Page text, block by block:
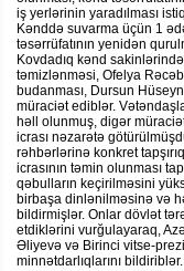
iş yerlərinin yaradılması
Kənddə suvarma üçün 1
təsərrüfatının yenidən
Kovdadıq kənd
təmizlənməsi, Ofelya
budanması, Dursun
müraciət ediblər.
həll olunmuş, digər
icrası nəzarətə
rəhbərlərinə konkret
icrasının təmin olunması
qəbulların keçirilməsini
birbaşa dinlənilməsinə və
bildirmişlər. Onlar dövlət
etdiklərini vurğulayaraq,
Əliyevə və Birinci vitse-
minnətdarlıqlarını bildiriblər.